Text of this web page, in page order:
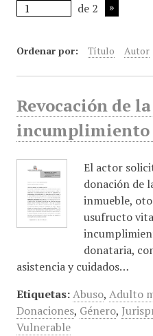
de 2
Ordenar por: Título Autor
Revocación de
incumplimiento
El actor
donación de
inmueble,
usufructo
donataria,
asistencia y cuidados…
Etiquetas: Abuso, Adulto
Donaciones, Género,
Vulnerable